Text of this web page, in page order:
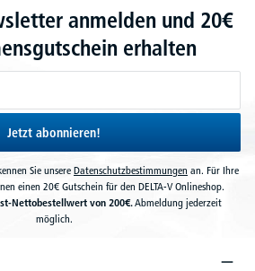
anmelden und 20€
erhalten
Jetzt abonnieren!
Sie unsereDatenschutzbestimmungen an. Für Ihre
einen 20€ Gutschein für den DELTA-V Onlineshop.
Nettobestellwert von 200€.Abmeldung jederzeit
möglich.